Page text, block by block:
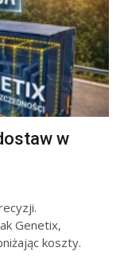
w
Genetix,
koszty.